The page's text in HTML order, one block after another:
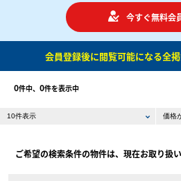
今すぐ無料会
会員登録後に閲覧可能になる全
0件中、 0件を表示中
ご希望の検索条件の物件は、現在お取り扱